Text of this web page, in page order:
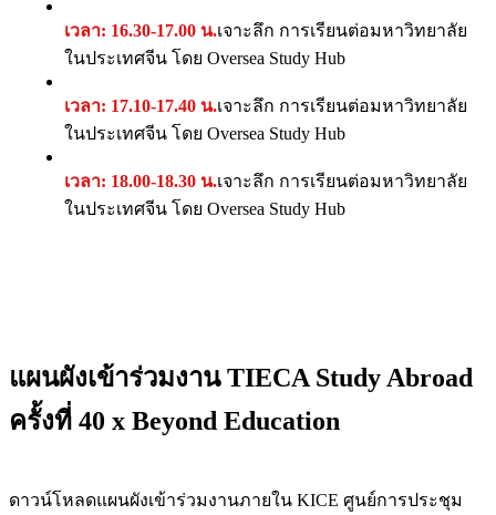
เวลา: 16.30-17.00 น.เจาะลึก การเรียนต่อมหาวิทยาลัย
ในประเทศจีน โดย Oversea Study Hub
เวลา: 17.10-17.40 น.เจาะลึก การเรียนต่อมหาวิทยาลัย
ในประเทศจีน โดย Oversea Study Hub
เวลา: 18.00-18.30 น.เจาะลึก การเรียนต่อมหาวิทยาลัย
ในประเทศจีน โดย Oversea Study Hub
แผนผังเข้าร่วมงาน TIECA Study Abroad
ครั้งที่ 40 x Beyond Education
ดาวน์โหลดแผนผังเข้าร่วมงานภายใน KICE ศูนย์การประชุม